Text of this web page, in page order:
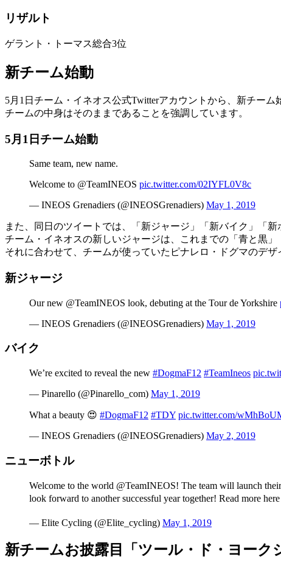
リザルト
ゲラント・トーマス総合3位
新チーム始動
5月1日チーム・イネオス公式Twitterアカウントから、新チー
チームの中身はそのままであることを強調しています。
5月1日チーム始動
Same team, new name.
Welcome to @TeamINEOS pic.twitter.com/02IYFL0V8c
— INEOS Grenadiers (@INEOSGrenadiers) May 1, 2019
また、同日のツイートでは、「新ジャージ」「新バイク」「
チーム・イネオスの新しいジャージは、これまでの「青と黒
それに合わせて、チームが使っていたピナレロ・ドグマのデザ
新ジャージ
Our new @TeamINEOS look, debuting at the Tour de Yorkshire
— INEOS Grenadiers (@INEOSGrenadiers) May 1, 2019
バイク
We’re excited to reveal the new #DogmaF12 #TeamIneos
— Pinarello (@Pinarello_com) May 1, 2019
What a beauty 😍 #DogmaF12 #TDY pic.twitter.com/
— INEOS Grenadiers (@INEOSGrenadiers) May 2, 2019
ニューボトル
Welcome to the world @TeamINEOS! The team will launch
look forward to another successful year together! Read more
— Elite Cycling (@Elite_cycling) May 1, 2019
新チームお披露目「ツール・ド・ヨーク